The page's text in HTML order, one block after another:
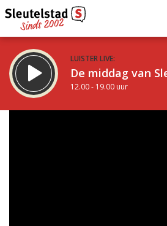
LUISTER LIVE:
De middag van
12.00 - 19.00 uur